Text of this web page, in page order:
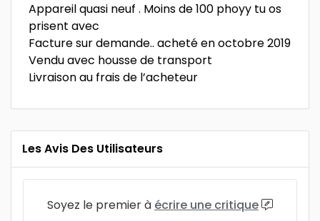
Appareil quasi neuf . Moins de 100 phoyy tu os
prisent avec
Facture sur demande.. acheté en octobre 2019
Vendu avec housse de transport
Livraison au frais de l’acheteur
Les Avis Des Utilisateurs
Soyez le premier à écrire une critique